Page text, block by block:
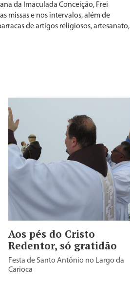
da Imaculada Conceição, Frei
missas e nos intervalos, além de
de artigos religiosos, artesanato,
Aos pés do Cristo
Redentor, só gratidão
Festa de Santo Antônio no Largo da
Carioca